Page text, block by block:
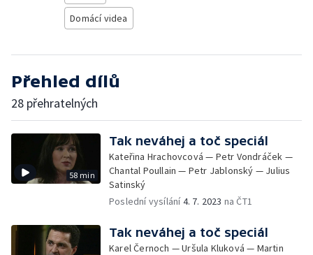
Domácí videa
Přehled dílů
28 přehratelných
58 min
Tak neváhej a toč speciál
Kateřina Hrachovcová — Petr Vondráček —
Chantal Poullain — Petr Jablonský — Julius
Satinský
Poslední vysílání4. 7. 2023 na ČT1
Tak neváhej a toč speciál
Karel Černoch — Uršula Kluková — Martin